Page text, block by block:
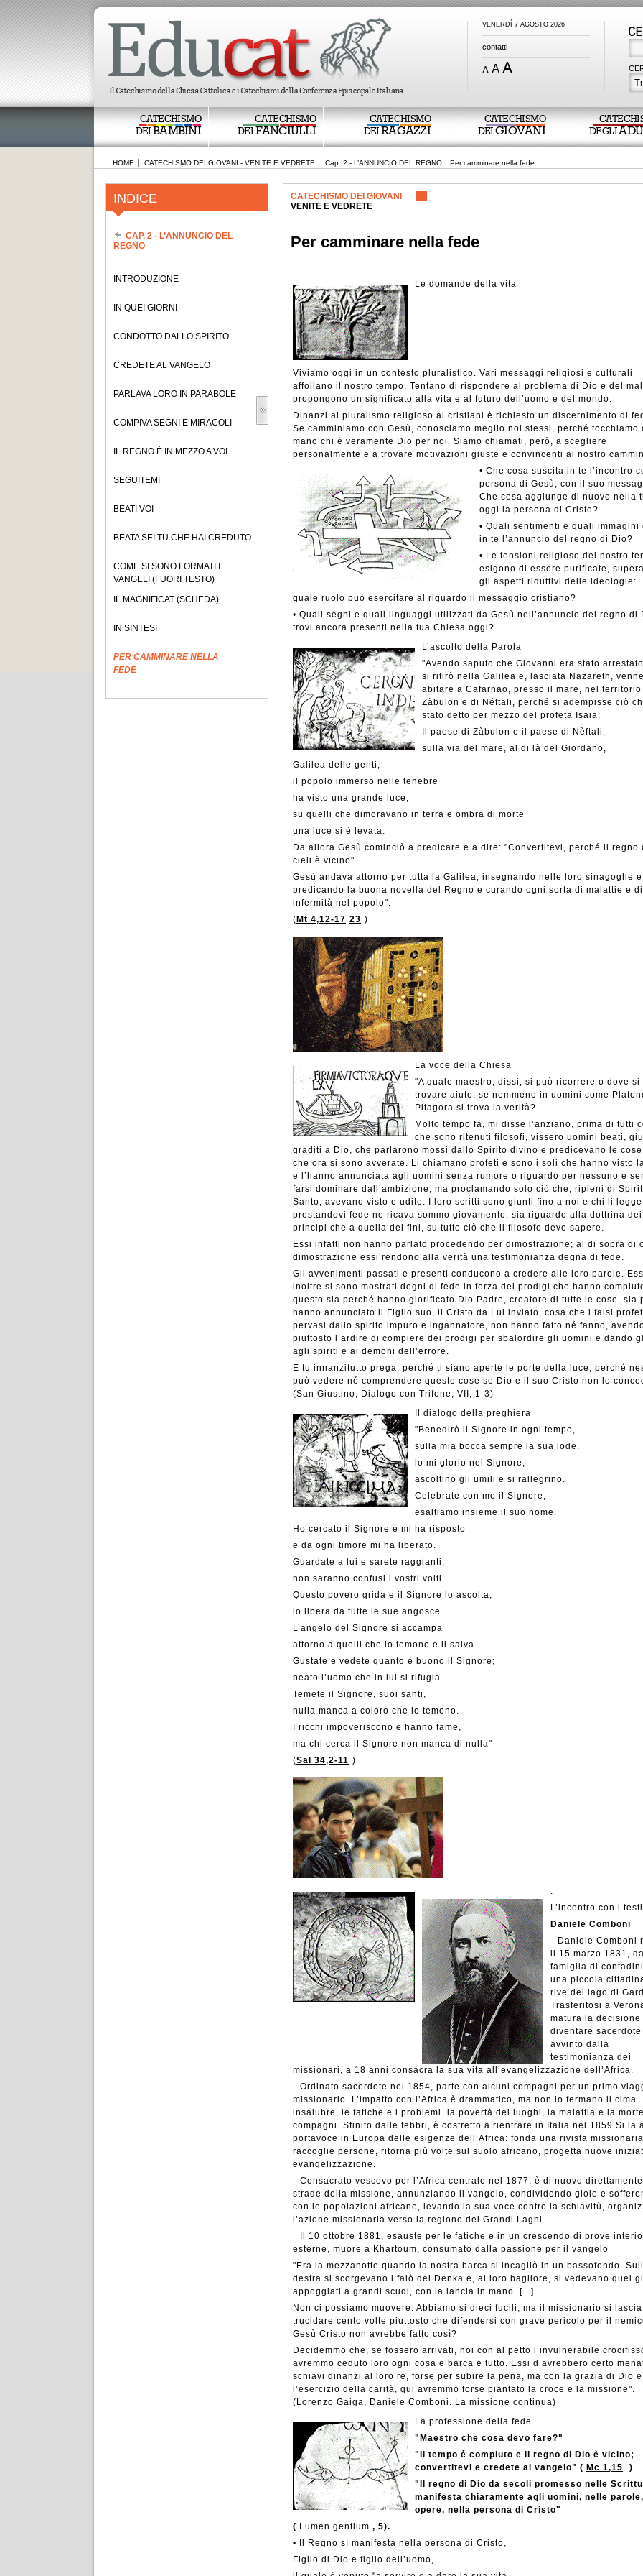
VENERDÍ 7 AGOSTO 2026
contatti
CATECHISMO
DEIBAMBINI
CATECHISMO
DEIFANCIULLI
CATECHISMO
DEIRAGAZZI
CATECHISMO
DEIGIOVANI
DEGLI
HOME CATECHISMO DEI GIOVANI - VENITE E VEDRETE Cap. 2 - L’ANNUNCIO DEL REGNO Per camminare nella fede
INDICE
CAP. 2 - L’ANNUNCIO DEL
REGNO
INTRODUZIONE
IN QUEI GIORNI
CONDOTTO DALLO SPIRITO
CREDETE AL VANGELO
PARLAVA LORO IN PARABOLE
COMPIVA SEGNI E MIRACOLI
IL REGNO È IN MEZZO A VOI
SEGUITEMI
BEATI VOI
BEATA SEI TU CHE HAI CREDUTO
COME SI SONO FORMATI I
VANGELI (FUORI TESTO)
IL MAGNIFICAT (SCHEDA)
IN SINTESI
PER CAMMINARE NELLA
FEDE
CATECHISMO DEI GIOVANI
VENITE E VEDRETE
Per camminare nella fede
Le domande della vita
Viviamo oggi in un contesto pluralistico. Vari messaggi religiosi e culturali
affollano il nostro tempo. Tentano di rispondere al problema di Dio e del
propongono un significato alla vita e al futuro dell’uomo e del mondo.
Dinanzi al pluralismo religioso ai cristiani è richiesto un discernimento di
Se camminiamo con Gesù, conosciamo meglio noi stessi, perché tocchiamo
mano chi è veramente Dio per noi. Siamo chiamati, però, a scegliere
personalmente e a trovare motivazioni giuste e convincenti al nostro
• Che cosa suscita in te l’incontro
persona di Gesù, con il suo
Che cosa aggiunge di nuovo nella
oggi la persona di Cristo?
• Quali sentimenti e quali immagini
in te l’annuncio del regno di Dio?
• Le tensioni religiose del nostro
esigono di essere purificate,
gli aspetti riduttivi delle ideologie:
quale ruolo può esercitare al riguardo il messaggio cristiano?
• Quali segni e quali linguaggi utilizzati da Gesù nell’annuncio del regno di
trovi ancora presenti nella tua Chiesa oggi?
L’ascolto della Parola
"Avendo saputo che Giovanni era stato
si ritirò nella Galilea e, lasciata Nazareth,
abitare a Cafarnao, presso il mare, nel territorio
Zàbulon e di Néftali, perché si adempisse ciò
stato detto per mezzo del profeta Isaia:
Il paese di Zàbulon e il paese di Nèftali,
sulla via del mare, al di là del Giordano,
Galilea delle genti;
il popolo immerso nelle tenebre
ha visto una grande luce;
su quelli che dimoravano in terra e ombra di morte
una luce si è levata.
Da allora Gesù cominciò a predicare e a dire: "Convertitevi, perché il regno
cieli è vicino"...
Gesù andava attorno per tutta la Galilea, insegnando nelle loro sinagoghe e
predicando la buona novella del Regno e curando ogni sorta di malattie e di
infermità nel popolo".
( Mt 4,12-17 23 )
La voce della Chiesa
"A quale maestro, dissi, si può ricorrere o dove si
trovare aiuto, se nemmeno in uomini come
Pitagora si trova la verità?
Molto tempo fa, mi disse l’anziano, prima di tutti
che sono ritenuti filosofi, vissero uomini beati,
graditi a Dio, che parlarono mossi dallo Spirito divino e predicevano le cose
che ora si sono avverate. Li chiamano profeti e sono i soli che hanno visto
e l’hanno annunciata agli uomini senza rumore o riguardo per nessuno e
farsi dominare dall’ambizione, ma proclamando solo ciò che, ripieni di
Santo, avevano visto e udito. I loro scritti sono giunti fino a noi e chi li legge
prestandovi fede ne ricava sommo giovamento, sia riguardo alla dottrina dei
principi che a quella dei fini, su tutto ciò che il filosofo deve sapere.
Essi infatti non hanno parlato procedendo per dimostrazione; al di sopra di
dimostrazione essi rendono alla verità una testimonianza degna di fede.
Gli avvenimenti passati e presenti conducono a credere alle loro parole.
inoltre si sono mostrati degni di fede in forza dei prodigi che hanno
questo sia perché hanno glorificato Dio Padre, creatore di tutte le cose, sia
hanno annunciato il Figlio suo, il Cristo da Lui inviato, cosa che i falsi
pervasi dallo spirito impuro e ingannatore, non hanno fatto né fanno,
piuttosto l’ardire di compiere dei prodigi per sbalordire gli uomini e dando
agli spiriti e ai demoni dell’errore.
E tu innanzitutto prega, perché ti siano aperte le porte della luce, perché
può vedere né comprendere queste cose se Dio e il suo Cristo non lo
(San Giustino, Dialogo con Trifone, VII, 1-3)
Il dialogo della preghiera
"Benedirò il Signore in ogni tempo,
sulla mia bocca sempre la sua lode.
lo mi glorio nel Signore,
ascoltino gli umili e si rallegrino.
Celebrate con me il Signore,
esaltiamo insieme il suo nome.
Ho cercato il Signore e mi ha risposto
e da ogni timore mi ha liberato.
Guardate a lui e sarete raggianti,
non saranno confusi i vostri volti.
Questo povero grida e il Signore lo ascolta,
lo libera da tutte le sue angosce.
L’angelo del Signore si accampa
attorno a quelli che lo temono e li salva.
Gustate e vedete quanto è buono il Signore;
beato l’uomo che in lui si rifugia.
Temete il Signore, suoi santi,
nulla manca a coloro che lo temono.
I ricchi impoveriscono e hanno fame,
ma chi cerca il Signore non manca di nulla"
(Sal 34,2-11 )
.
L’incontro con i
Daniele Comboni
Daniele Comboni
il 15 marzo 1831,
famiglia di
una piccola
rive del lago di
Trasferitosi a
matura la decisione
diventare sacerdote
avvinto dalla
testimonianza dei
missionari, a 18 anni consacra la sua vita all’evangelizzazione dell’Africa.
Ordinato sacerdote nel 1854, parte con alcuni compagni per un primo
missionario. L’impatto con l’Africa è drammatico, ma non lo fermano il cima
insalubre, le fatiche e i problemi. la povertà dei luoghi, la malattia e la
compagni. Sfinito dalle febbri, è costretto a rientrare in Italia nel 1859 Si la
portavoce in Europa delle esigenze dell’Africa: fonda una rivista
raccoglie persone, ritorna più volte sul suolo africano, progetta nuove
evangelizzazione.
Consacrato vescovo per l’Africa centrale nel 1877, è di nuovo
strade della missione, annunziando il vangelo, condividendo gioie e
con le popolazioni africane, levando la sua voce contro la schiavitù,
l’azione missionaria verso la regione dei Grandi Laghi.
Il 10 ottobre 1881, esauste per le fatiche e in un crescendo di prove
esterne, muore a Khartoum, consumato dalla passione per il vangelo
"Era la mezzanotte quando la nostra barca si incagliò in un bassofondo.
destra si scorgevano i falò dei Denka e, al loro bagliore, si vedevano quei
appoggiati a grandi scudi, con la lancia in mano. [...].
Non ci possiamo muovere. Abbiamo si dieci fucili, ma il missionario si lascia
trucidare cento volte piuttosto che difendersi con grave pericolo per il
Gesù Cristo non avrebbe fatto così?
Decidemmo che, se fossero arrivati, noi con al petto l’invulnerabile
avremmo ceduto loro ogni cosa e barca e tutto. Essi d avrebbero certo
schiavi dinanzi al loro re, forse per subire la pena, ma con la grazia di Dio e
l’esercizio della carità, qui avremmo forse piantato la croce e la missione".
(Lorenzo Gaiga, Daniele Comboni. La missione continua)
La professione della fede
"Maestro che cosa devo fare?"
"Il tempo è compiuto e il regno di Dio è vicino;
convertitevi e credete al vangelo" ( Mc 1,15
)
"Il regno di Dio da secoli promesso nelle
manifesta chiaramente agli uomini, nelle
opere, nella persona di Cristo"
( Lumen gentium , 5).
• Il Regno sì manifesta nella persona di Cristo,
Figlio di Dio e figlio dell’uomo,